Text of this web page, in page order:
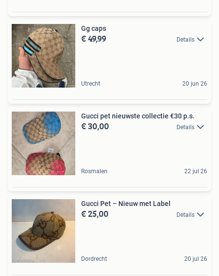
Gg caps
€ 49,99 Details
Utrecht 20 jun 26
Gucci pet nieuwste collectie €30 p.s.
€ 30,00 Details
Rosmalen 22 jul 26
Gucci Pet – Nieuw met Label
€ 25,00 Details
Dordrecht 20 jul 26